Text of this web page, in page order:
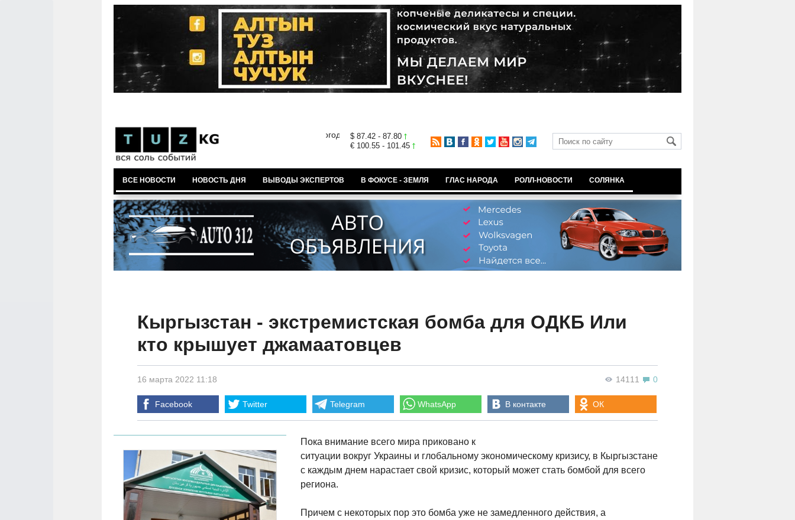
$ 87.42 - 87.80
€ 100.55 - 101.45
ВСЕ НОВОСТИ НОВОСТЬ ДНЯ ВЫВОДЫ ЭКСПЕРТОВ В ФОКУСЕ - ЗЕМЛЯ ГЛАС НАРОДА РОЛЛ-НОВОСТИ СОЛЯНКА
Кыргызстан - экстремистская бомба для ОДКБ Или
кто крышует джамаатовцев
14111 0
16 марта 2022 11:18
Facebook Twitter Telegram WhatsApp В контакте ОК
Пока внимание всего мира приковано к
ситуации вокруг Украины и глобальному экономическому кризису, в Кыргызстане
с каждым днем нарастает свой кризис, который может стать бомбой для всего
региона.
Причем с некоторых пор это бомба уже не замедленного действия, а